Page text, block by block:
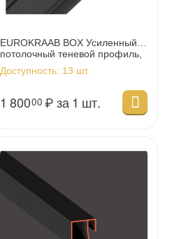
EUROKRAAB BOX Усиленный
потолочный теневой профиль,
2м
Доступность: 13 шт.
1 80000 ₽за 1 шт.